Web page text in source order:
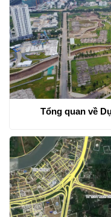
Tổng quan về